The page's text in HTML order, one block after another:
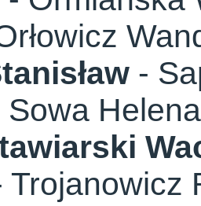
-
Sowa
Trojanowicz